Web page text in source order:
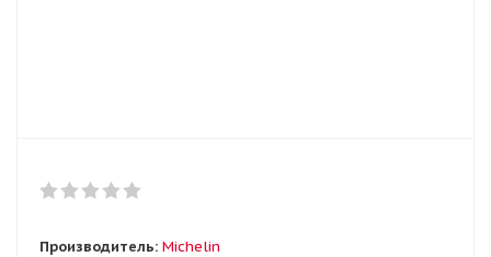
Производитель: Michelin